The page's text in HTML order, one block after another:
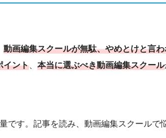
動画編集スクールが無駄、やめとけと言
イント、 本当に選ぶべき動画編集スクール
です。記事を読み、動画編集スクールで